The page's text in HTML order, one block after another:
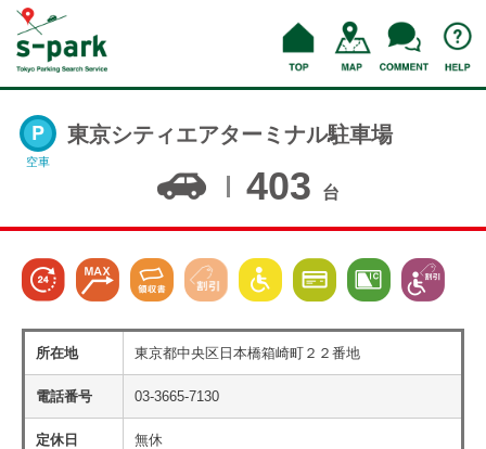
空車
東京シティエアターミナル駐車場
403 台
所在地 東京都中央区日本橋箱崎町２２番地
電話番号 03-3665-7130
定休日 無休